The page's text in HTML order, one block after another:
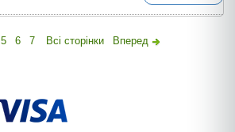
5 6 7 Всі сторінки Вперед